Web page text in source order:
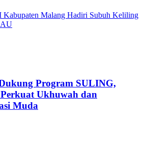
Kabupaten Malang Hadiri Subuh Keliling
Program SULING,
Ukhuwah dan
Muda